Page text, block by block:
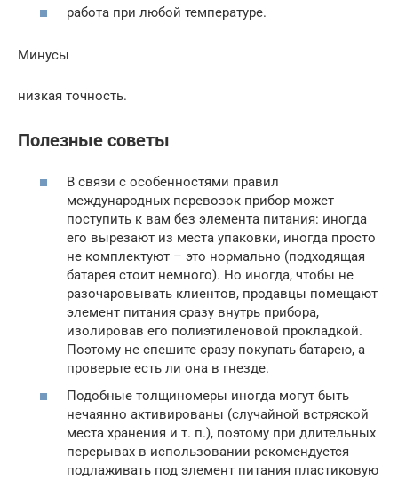
работа при любой температуре.
Минусы
низкая точность.
Полезные советы
В связи с особенностями правил
международных перевозок прибор может
поступить к вам без элемента питания: иногда
его вырезают из места упаковки, иногда просто
не комплектуют – это нормально (подходящая
батарея стоит немного). Но иногда, чтобы не
разочаровывать клиентов, продавцы помещают
элемент питания сразу внутрь прибора,
изолировав его полиэтиленовой прокладкой.
Поэтому не спешите сразу покупать батарею, а
проверьте есть ли она в гнезде.
Подобные толщиномеры иногда могут быть
нечаянно активированы (случайной встряской
места хранения и т. п.), поэтому при длительных
перерывах в использовании рекомендуется
подлаживать под элемент питания пластиковую